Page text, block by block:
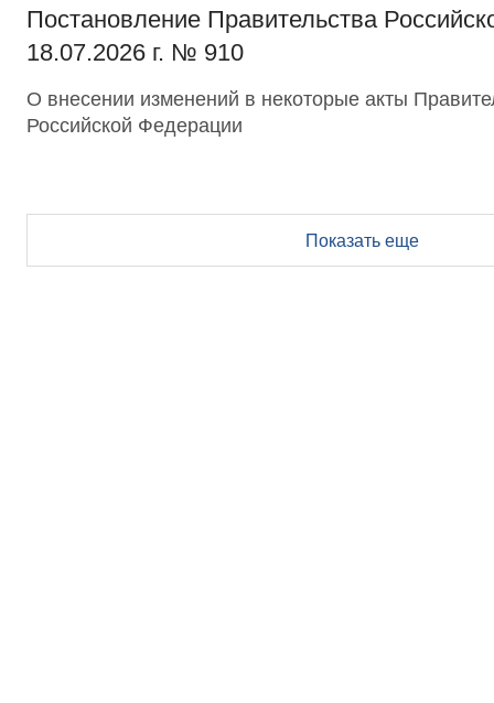
Постановление Правительства
18.07.2026 г. № 910
О внесении изменений в некоторые акты
Российской Федерации
Показать еще